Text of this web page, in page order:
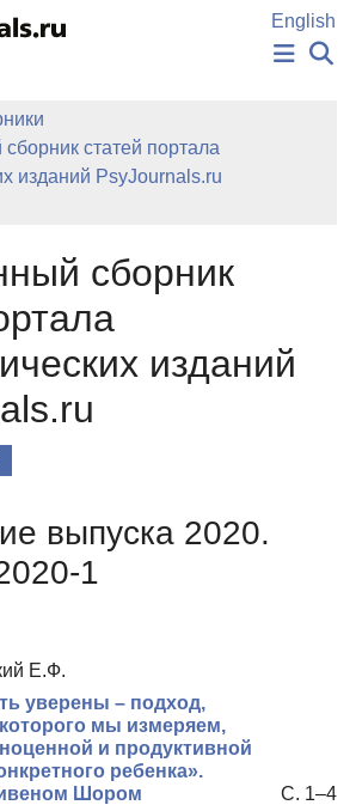
содержанию
English
НОВОСТИ
ИЗДАНИЯ
АВТОРЫ
ПОДАТЬ РУКОПИСЬ
Вход
статей портала
изданий PsyJournals.ru
сборник
изданий
выпуска 2020.
1
Е.Ф.
уверены – подход,
мы измеряем,
и продуктивной
ребенка».
Шором
С. 1–4